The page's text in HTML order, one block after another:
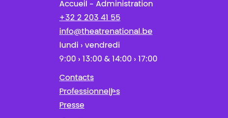
Accueil - Administration
+32 2 203 41 55
info@theatrenational.be
lundi › vendredi
9:00 › 13:00 & 14:00 › 17:00
Contacts
Professionnel·les
Presse